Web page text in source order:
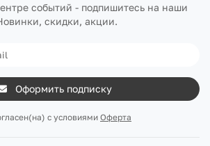
событий - подпишитесь на наши
скидки, акции.
Оформить подписку
с условиями Оферта